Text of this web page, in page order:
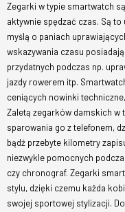
Zegarki w typie smartwatch
aktywnie spędzać czas. Są
myślą o paniach
wskazywania czasu
przydatnych podczas np.
jazdy rowerem itp.
ceniących nowinki
Zaletą zegarków damskich
sparowania go z telefonem,
bądź przebyte kilometry
niezwykle pomocnych
czy chronograf. Zegarki
stylu, dzięki czemu każda
swojej sportowej stylizacji.